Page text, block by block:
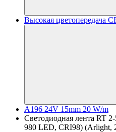
Высокая цветопередача
A196 24V 15mm 20 W/m
Светодиодная лента RT
980 LED, CRI98) (Arlight,